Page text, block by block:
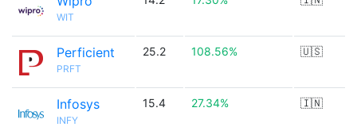
WIT
Perficient
PRFT
25.2 108.56% 🇺🇸
Infosys
INFY
15.4 27.34% 🇮🇳